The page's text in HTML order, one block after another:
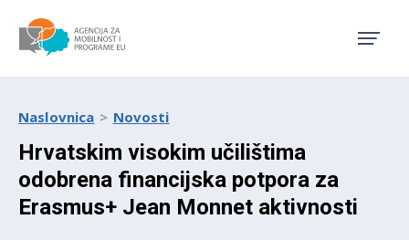
Naslovnica Novosti
Hrvatskim visokim učilištima
odobrena financijska potpora za
Erasmus+ Jean Monnet aktivnosti